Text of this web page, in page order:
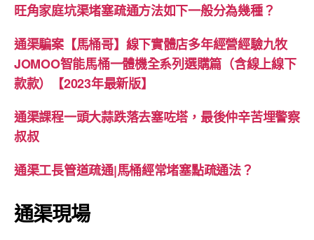
旺角家庭坑渠堵塞疏通方法如下一般分為幾種？
通渠騙案【馬桶哥】線下實體店多年經營經驗九牧
JOMOO智能馬桶一體機全系列選購篇（含線上線下
款款）【2023年最新版】
通渠課程一頭大蒜跌落去塞咗塔，最後仲辛苦埋警察
叔叔
通渠工長管道疏通|馬桶經常堵塞點疏通法？
通渠現場